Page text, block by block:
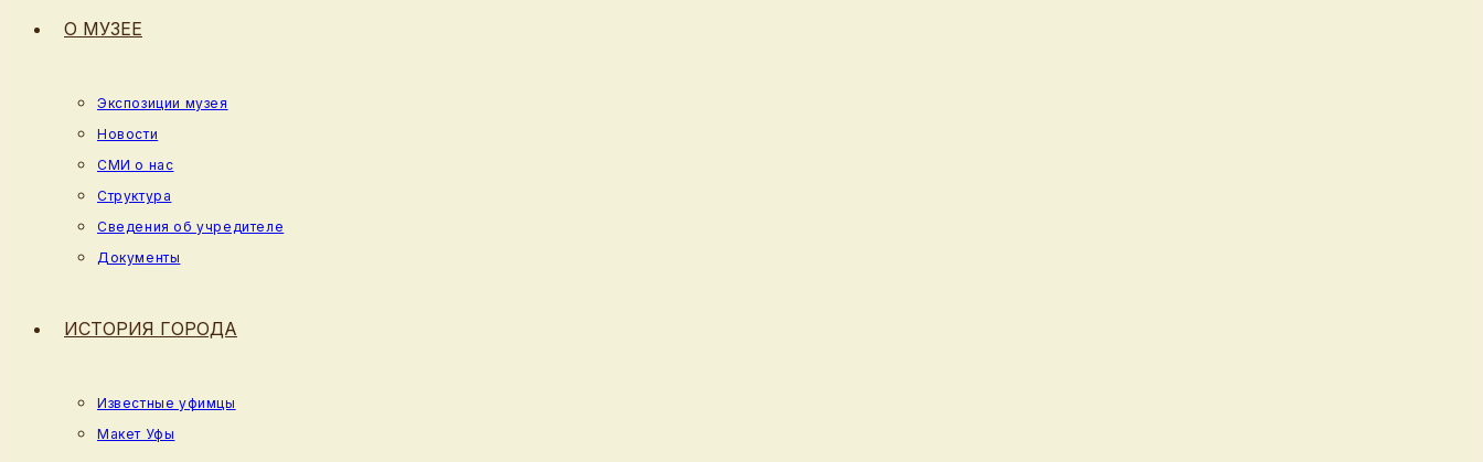
О МУЗЕЕ
Экспозиции музея
Новости
СМИ о нас
Структура
Сведения об учредителе
Документы
ИСТОРИЯ ГОРОДА
Известные уфимцы
Макет Уфы